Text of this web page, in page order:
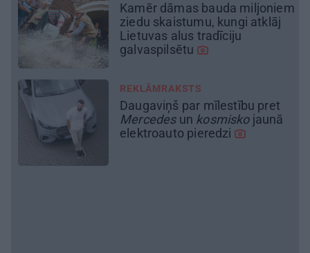
Pēteris Zālītis: Esmu prāta
mākslinieks
MĀJA
Līga un Ēriks būvē savu sapņu
māju: Brīdis, kad būvobjektā
ienāk māju izjūta